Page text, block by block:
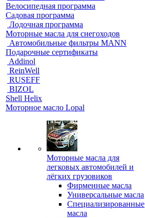
Велосипедная программа
Садовая программа
Лодочная программа
Моторные масла для снегоходов
Автомобильные фильтры MANN
Подарочные сертификаты
Addinol
ReinWell
RUSEFF
BIZOL
Shell Helix
Моторное масло Lopal
Моторные масла для
легковых автомобилей и
лёгких грузовиков
Фирменные масла
Универсальные масла
Специализированные
масла